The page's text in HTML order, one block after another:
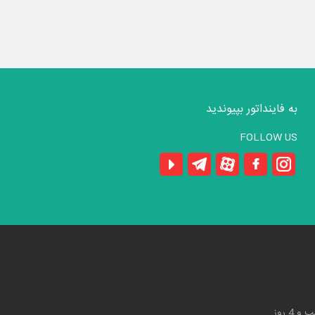
به فاینداتور بپیوندید
FOLLOW US